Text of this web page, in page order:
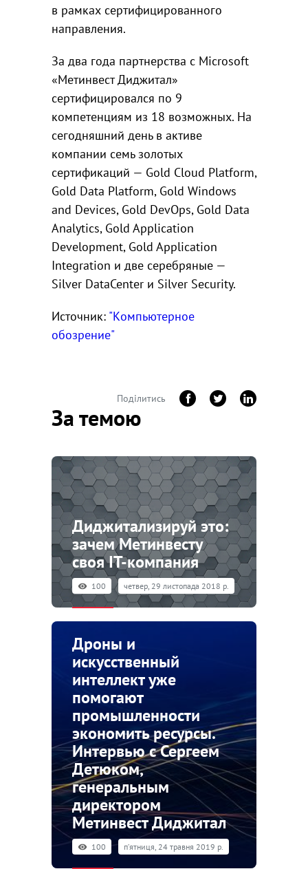
в рамках сертифицированного
направления.
За два года партнерства с Microsoft
«Метинвест Диджитал»
сертифицировался по 9
компетенциям из 18 возможных. На
сегодняшний день в активе
компании семь золотых
сертификаций — Gold Cloud Platform,
Gold Data Platform, Gold Windows
and Devices, Gold DevOps, Gold Data
Analytics, Gold Application
Development, Gold Application
Integration и две серебряные —
Silver DataCenter и Silver Security.
Источник: "Kомпьютерное
обозрение"
Поділитись
За темою
Диджитализируй это:
зачем Метинвесту
своя IT-компания
100 четвер, 29 листопада 2018 р.
Дроны и
искусственный
интеллект уже
помогают
промышленности
экономить ресурсы.
Интервью с Сергеем
Детюком,
генеральным
директором
Метинвест Диджитал
100 пʼятниця, 24 травня 2019 р.